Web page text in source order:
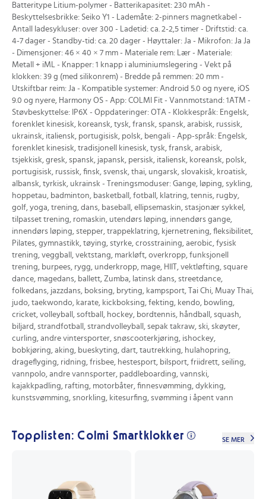
Batteritype Litium-polymer - Batterikapasitet: 230 mAh -
Beskyttelsesbrikke: Seiko Y1 - Lademåte: 2-pinners magnetkabel -
Antall ladesykluser: over 300 - Ladetid: ca. 2-2,5 timer - Driftstid: ca.
4-7 dager - Standby-tid: ca. 20 dager - Høyttaler: Ja - Mikrofon: Ja Ja
- Dimensjoner: 46 × 40 × 7 mm - Materiale rem: Lær - Materiale:
Metall + iML - Knapper: 1 knapp i aluminiumslegering - Vekt på
klokken: 39 g (med silikonrem) - Bredde på remmen: 20 mm -
Utskiftbar reim: Ja - Kompatible systemer: Android 5.0 og nyere, iOS
9.0 og nyere, Harmony OS - App: COLMI Fit - Vannmotstand: 1ATM -
Støvbeskyttelse: IP6X - Oppdateringer: OTA - Klokkespråk: Engelsk,
forenklet kinesisk, koreansk, tysk, fransk, spansk, arabisk, russisk,
ukrainsk, italiensk, portugisisk, polsk, bengali - App-språk: Engelsk,
forenklet kinesisk, tradisjonell kinesisk, tysk, fransk, arabisk,
tsjekkisk, gresk, spansk, japansk, persisk, italiensk, koreansk, polsk,
portugisisk, russisk, finsk, svensk, thai, ungarsk, slovakisk, kroatisk,
albansk, tyrkisk, ukrainsk - Treningsmoduser: Gange, løping, sykling,
hoppetau, badminton, basketball, fotball, klatring, tennis, rugby,
golf, yoga, trening, dans, baseball, ellipsemaskin, stasjonær sykkel,
tilpasset trening, romaskin, utendørs løping, innendørs gange,
innendørs løping, stepper, trappeklatring, kjernetrening, fleksibilitet,
Pilates, gymnastikk, tøying, styrke, crosstraining, aerobic, fysisk
trening, veggball, vektstang, markløft, overkropp, funksjonell
trening, burpees, rygg, underkropp, mage, HIIT, vektløfting, square
dance, magedans, ballett, Zumba, latinsk dans, streetdance,
folkedans, jazzdans, boksing, bryting, kampsport, Tai Chi, Muay Thai,
judo, taekwondo, karate, kickboksing, fekting, kendo, bowling,
cricket, volleyball, softball, hockey, bordtennis, håndball, squash,
biljard, strandfotball, strandvolleyball, sepak takraw, ski, skøyter,
curling, andre vintersporter, snøscooterkjøring, ishockey,
bobkjøring, aking, bueskyting, dart, tautrekking, hulahopring,
drageflyging, ridning, frisbee, hestesport, bilsport, friidrett, seiling,
vannpolo, andre vannsporter, paddleboarding, vannski,
kajakkpadling, rafting, motorbåter, finnesvømming, dykking,
kunstsvømming, snorkling, kitesurfing, svømming i åpent vann
Topplisten: Colmi Smartklokker SE MER